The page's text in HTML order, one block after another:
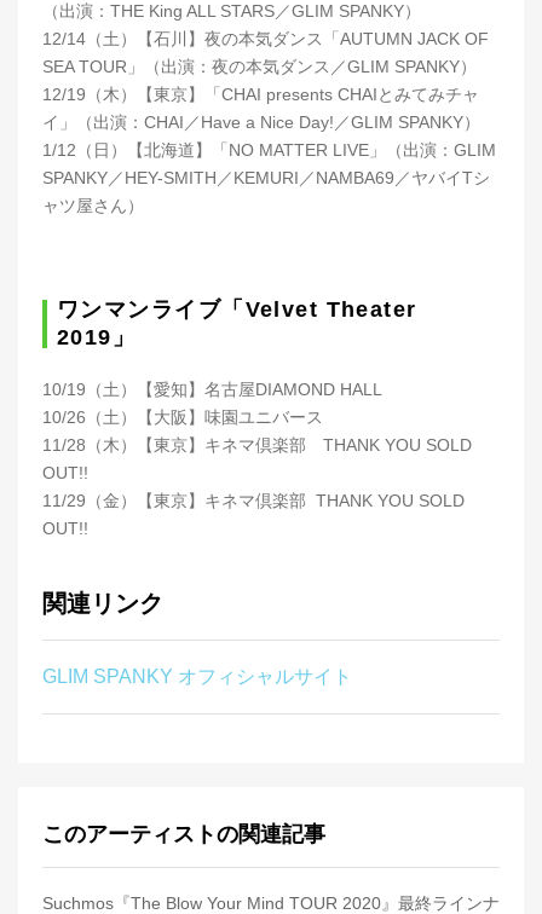
（出演：THE King ALL STARS／GLIM SPANKY）
12/14（土）【石川】夜の本気ダンス「AUTUMN JACK OF
SEA TOUR」（出演：夜の本気ダンス／GLIM SPANKY）
12/19（木）【東京】「CHAI presents CHAIとみてみチャ
イ」（出演：CHAI／Have a Nice Day!／GLIM SPANKY）
1/12（日）【北海道】「NO MATTER LIVE」（出演：GLIM
SPANKY／HEY-SMITH／KEMURI／NAMBA69／ヤバイTシ
ャツ屋さん）
ワンマンライブ「Velvet Theater
2019」
10/19（土）【愛知】名古屋DIAMOND HALL
10/26（土）【大阪】味園ユニバース
11/28（木）【東京】キネマ倶楽部 THANK YOU SOLD
OUT!!
11/29（金）【東京】キネマ倶楽部 THANK YOU SOLD
OUT!!
関連リンク
GLIM SPANKY オフィシャルサイト
このアーティストの関連記事
Suchmos『The Blow Your Mind TOUR 2020』最終ラインナ